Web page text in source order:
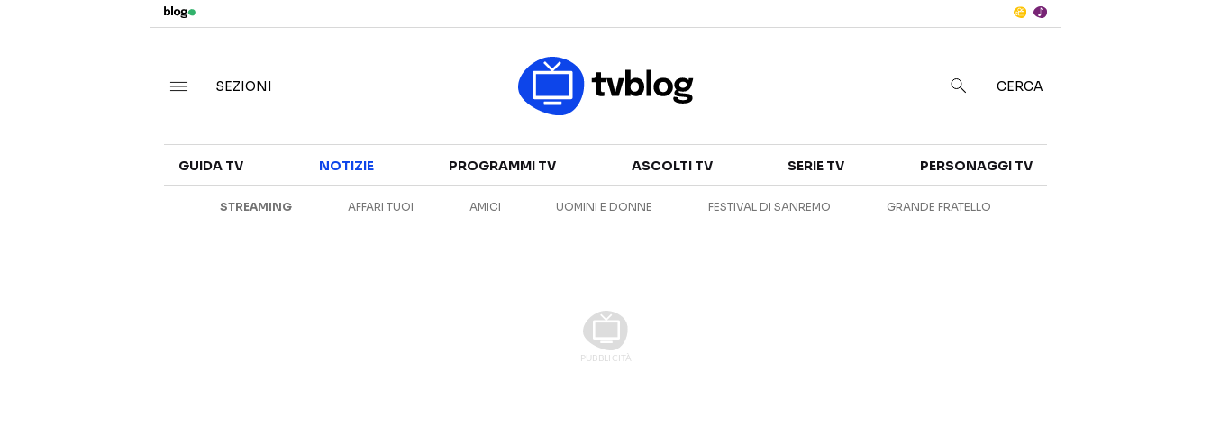
CANALI TV
SERIE TV
ANTEPRIME
SEZIONI CERCA
GUIDA TV NOTIZIE PROGRAMMI TV ASCOLTI TV SERIE TV PERSONAGGI TV
STREAMING AFFARI TUOI AMICI UOMINI E DONNE FESTIVAL DI SANREMO GRANDE FRATELLO